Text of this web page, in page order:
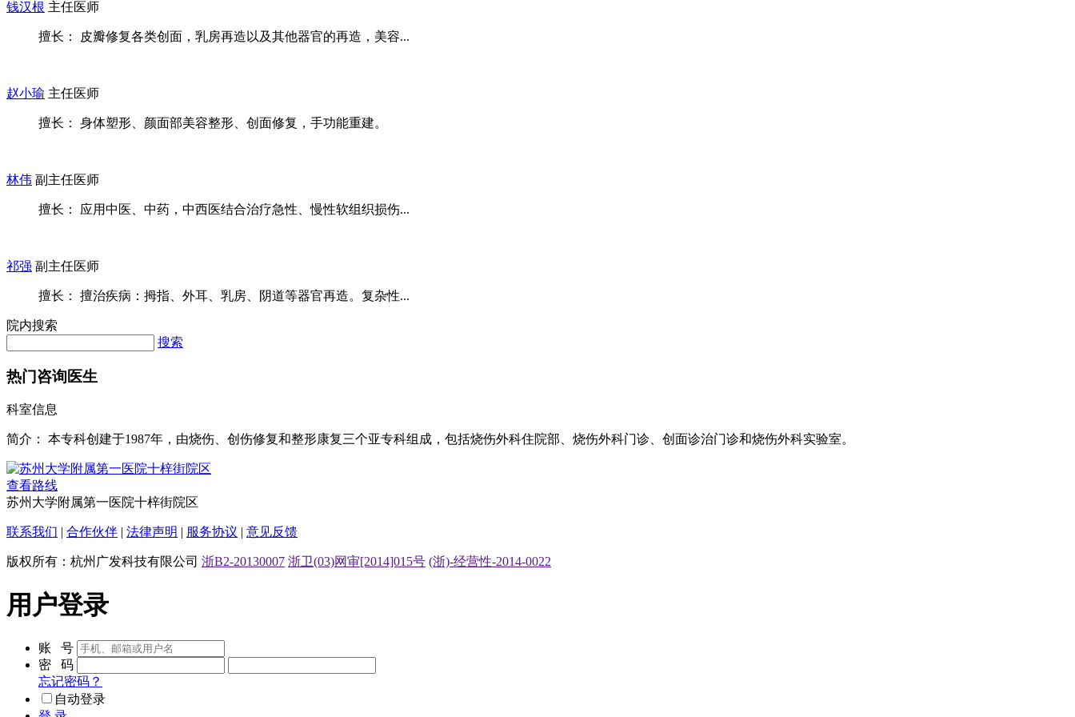
钱汉根 主任医师
擅长： 皮瓣修复各类创面，乳房再造以及其他器官的再造，美容...
赵小瑜 主任医师
擅长： 身体塑形、颜面部美容整形、创面修复，手功能重建。
林伟 副主任医师
擅长： 应用中医、中药，中西医结合治疗急性、慢性软组织损伤...
祁强 副主任医师
擅长： 擅治疾病：拇指、外耳、乳房、阴道等器官再造。复杂性...
院内搜索
搜索
热门咨询医生
科室信息
简介： 本专科创建于1987年，由烧伤、创伤修复和整形康复三个亚专科组成，包括烧伤外科住院部、烧伤外科门诊、创面诊治门诊和烧伤外科实验室。
查看路线
苏州大学附属第一医院十梓街院区
联系我们 | 合作伙伴 | 法律声明 | 服务协议 | 意见反馈
版权所有：杭州广发科技有限公司 浙B2-20130007 浙卫(03)网审[2014]015号 (浙)-经营性-2014-0022
用户登录
账 号
密 码
忘记密码？
自动登录